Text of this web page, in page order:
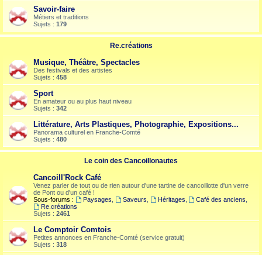
Savoir-faire
Métiers et traditions
Sujets : 179
Re.créations
Musique, Théâtre, Spectacles
Des festivals et des artistes
Sujets : 458
Sport
En amateur ou au plus haut niveau
Sujets : 342
Littérature, Arts Plastiques, Photographie, Expositions...
Panorama culturel en Franche-Comté
Sujets : 480
Le coin des Cancoillonautes
Cancoill'Rock Café
Venez parler de tout ou de rien autour d'une tartine de cancoillotte d'un verre
de Pont ou d'un café !
Sous-forums :
Paysages Saveurs Héritages Café des anciens
Re.créations
Sujets : 2461
Le Comptoir Comtois
Petites annonces en Franche-Comté (service gratuit)
Sujets : 318